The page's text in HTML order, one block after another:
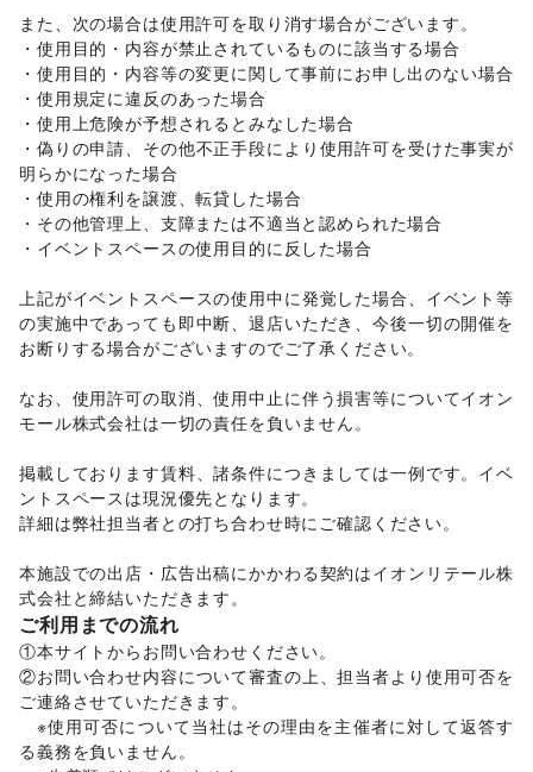
クレジットカード/保険/ 銀行/ 住宅ローン/証券・FX /
不動産投資/その他金融サービス
子育て・教育
ベビー用品/ランドセル/学習教材・通信教育
子供向け教室・レッスン/塾・家庭教師/おもちゃ・絵本
その他子育て・教育
美容・健康・医療
ジム・フィットネス/ダイエット・健康グッズ
美容・コスメ・香水/ヘアケア・シャンプー/ 美容家電
ヘアサロン・ネイルサロン/マッサージ・整体
女性用品・フェムテック/コンタクトレンズ/医療・医薬品
/その他美容・健康
エンタメ・ガジェット
PC・スマートフォン スマホアクセサリー/ガジェット
ゲーム/アニメ コミック・マンガ アイドル・芸能人
おもちゃ・ホビー/楽器・音楽機材/ CD・DVD・本・雑誌/
Webメディア・アプリ/テレビ・ドラマ/映画
音楽・ライブ
演劇/占い/ 公営競技・宝くじ /
その他エンタメ・ガジェット
アート・デザイン
絵画・書/写真・イラストレーション/立体作品・彫刻
レジャー・スポーツ
旅行・レジャー/キャンプ・アウトドア
バスケットボール
車・バイク・モビリティ
車/バイク・オートバイ / 自転車・ロードバイク
マイクロモビリティ /その他車・バイク・モビリティ
NPO・公共団体
地方公共団体・行政・政府/外国団体・大使館/募金・寄付
/NPO・ボランティア活動
また、次の場合は使用許可を取り消す場合がございます。
・使用目的・内容が禁止されているものに該当する場合
・使用目的・内容等の変更に関して事前にお申し出のない場合
・使用規定に違反のあった場合
・使用上危険が予想されるとみなした場合
・偽りの申請、その他不正手段により使用許可を受けた事実が
明らかになった場合
・使用の権利を譲渡、転貸した場合
・その他管理上、支障または不適当と認められた場合
・イベントスペースの使用目的に反した場合
上記がイベントスペースの使用中に発覚した場合、イベント等
の実施中であっても即中断、退店いただき、今後一切の開催を
お断りする場合がございますのでご了承ください。
なお、使用許可の取消、使用中止に伴う損害等についてイオン
モール株式会社は一切の責任を負いません。
掲載しております賃料、諸条件につきましては一例です。イベ
ントスペースは現況優先となります。
詳細は弊社担当者との打ち合わせ時にご確認ください。
本施設での出店・広告出稿にかかわる契約はイオンリテール株
式会社と締結いただきます。
ご利用までの流れ
①本サイトからお問い合わせください。
②お問い合わせ内容について審査の上、担当者より使用可否を
ご連絡させていただきます。
※使用可否について当社はその理由を主催者に対して返答す
る義務を負いません。